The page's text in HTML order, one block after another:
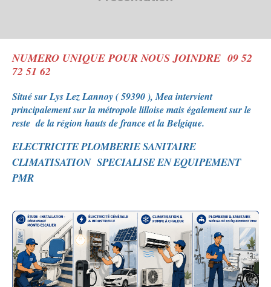
NUMERO UNIQUE POUR NOUS JOINDRE 09 52
72 51 62
SituésurLys Lez Lannoy ( 59390 ), Mea intervient
principalement sur la métropole lilloise mais également sur le
reste de la région hauts de france et la Belgique.
ELECTRICITE PLOMBERIE SANITAIRE
CLIMATISATION SPECIALISE EN EQUIPEMENT
PMR